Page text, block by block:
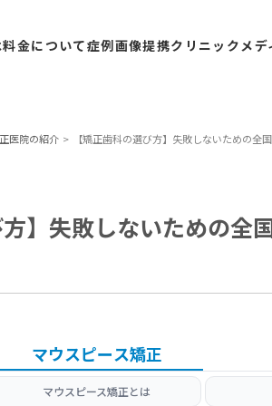
料金について症例画像提携クリニックメデ
医院の紹介 【矯正歯科の選び方】失敗しないための全
】失敗しないための全
マウスピース矯正
マウスピース矯正とは